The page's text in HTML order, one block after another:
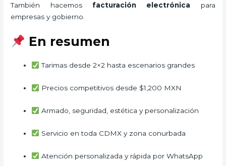
También hacemos facturación electrónica para
empresas y gobierno.
En resumen
Tarimas desde 2×2 hasta escenarios grandes
Precios competitivos desde $1,200 MXN
Armado, seguridad, estética y personalización
Servicio en toda CDMX y zona conurbada
Atención personalizada y rápida por WhatsApp